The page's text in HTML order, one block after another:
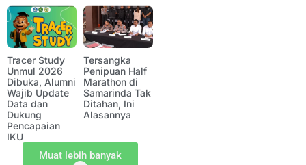
Tracer Study
Unmul 2026
Dibuka, Alumni
Wajib Update
Data dan
Dukung
Pencapaian
IKU
Tersangka
Penipuan Half
Marathon di
Samarinda Tak
Ditahan, Ini
Alasannya
Muat lebih banyak